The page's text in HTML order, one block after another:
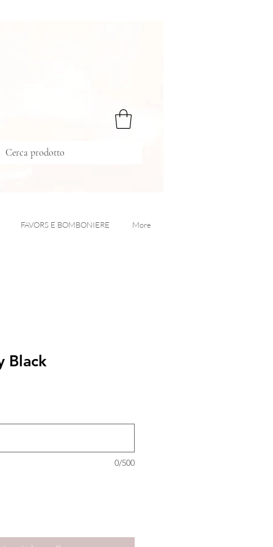
FAVORS E BOMBONIERE More
Black
0/500